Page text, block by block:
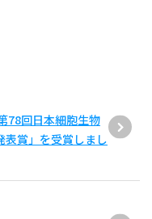
78回日本細胞生物
表賞」を受賞しまし